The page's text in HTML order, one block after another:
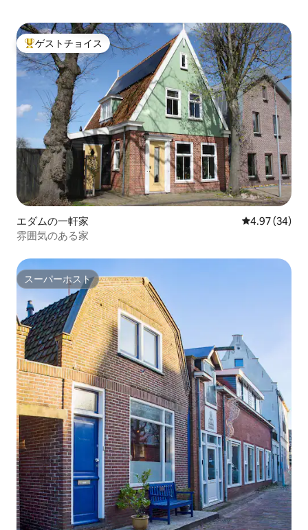
大好評のゲストチョイスです。
ゲストチョイス
エダムの一軒家 レビュー34
4.97 (34)
雰囲気のある家
スーパーホスト
スーパーホスト